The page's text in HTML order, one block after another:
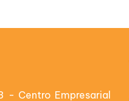
- Centro Empresarial